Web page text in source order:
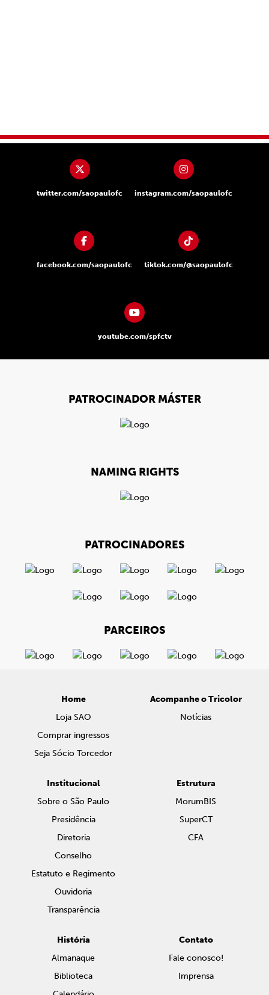
twitter.com/saopaulofc instagram.com/saopaulofc
facebook.com/saopaulofc tiktok.com/@saopaulofc
youtube.com/spfctv
PATROCINADOR MÁSTER
NAMING RIGHTS
PATROCINADORES
PARCEIROS
Home
Loja SAO
Comprar ingressos
Seja Sócio Torcedor
Acompanhe o Tricolor
Notícias
Institucional
Sobre o São Paulo
Presidência
Diretoria
Conselho
Estatuto e Regimento
Ouvidoria
Transparência
Estrutura
MorumBIS
SuperCT
CFA
História
Almanaque
Biblioteca
Contato
Fale conosco!
Imprensa